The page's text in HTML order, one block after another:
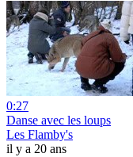
0:27
Danse avec les loups
Les Flamby's
il y a 20 ans